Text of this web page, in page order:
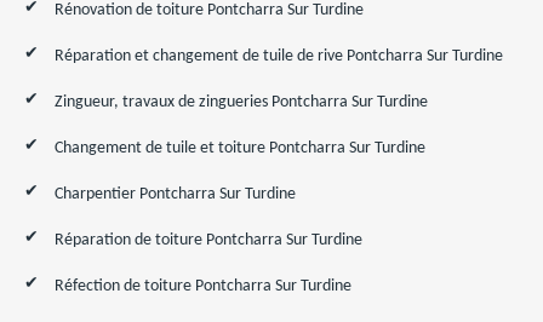
Rénovation de toiture Pontcharra Sur Turdine
Réparation et changement de tuile de rive Pontcharra Sur Turdine
Zingueur, travaux de zingueries Pontcharra Sur Turdine
Changement de tuile et toiture Pontcharra Sur Turdine
Charpentier Pontcharra Sur Turdine
Réparation de toiture Pontcharra Sur Turdine
Réfection de toiture Pontcharra Sur Turdine